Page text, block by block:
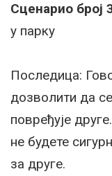
Сценарио број
у парку
Последица:
дозволити да
повређује
не будете
за друге.